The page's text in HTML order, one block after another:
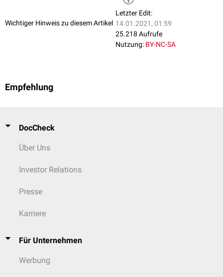
Wichtiger Hinweis zu diesem Artikel
Letzter Edit:
14.01.2021, 01:59
25.218 Aufrufe
Nutzung: BY-NC-SA
Empfehlung
DocCheck
Über Uns
Investor Relations
Presse
Karriere
Für Unternehmen
Werbung